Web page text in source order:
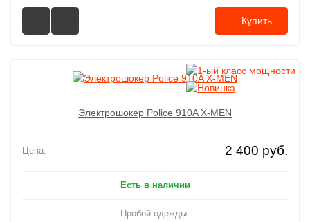
Купить
Электрошокер Police 910A X-MEN
Цена: 2 400 руб.
Есть в наличии
Пробой одежды: